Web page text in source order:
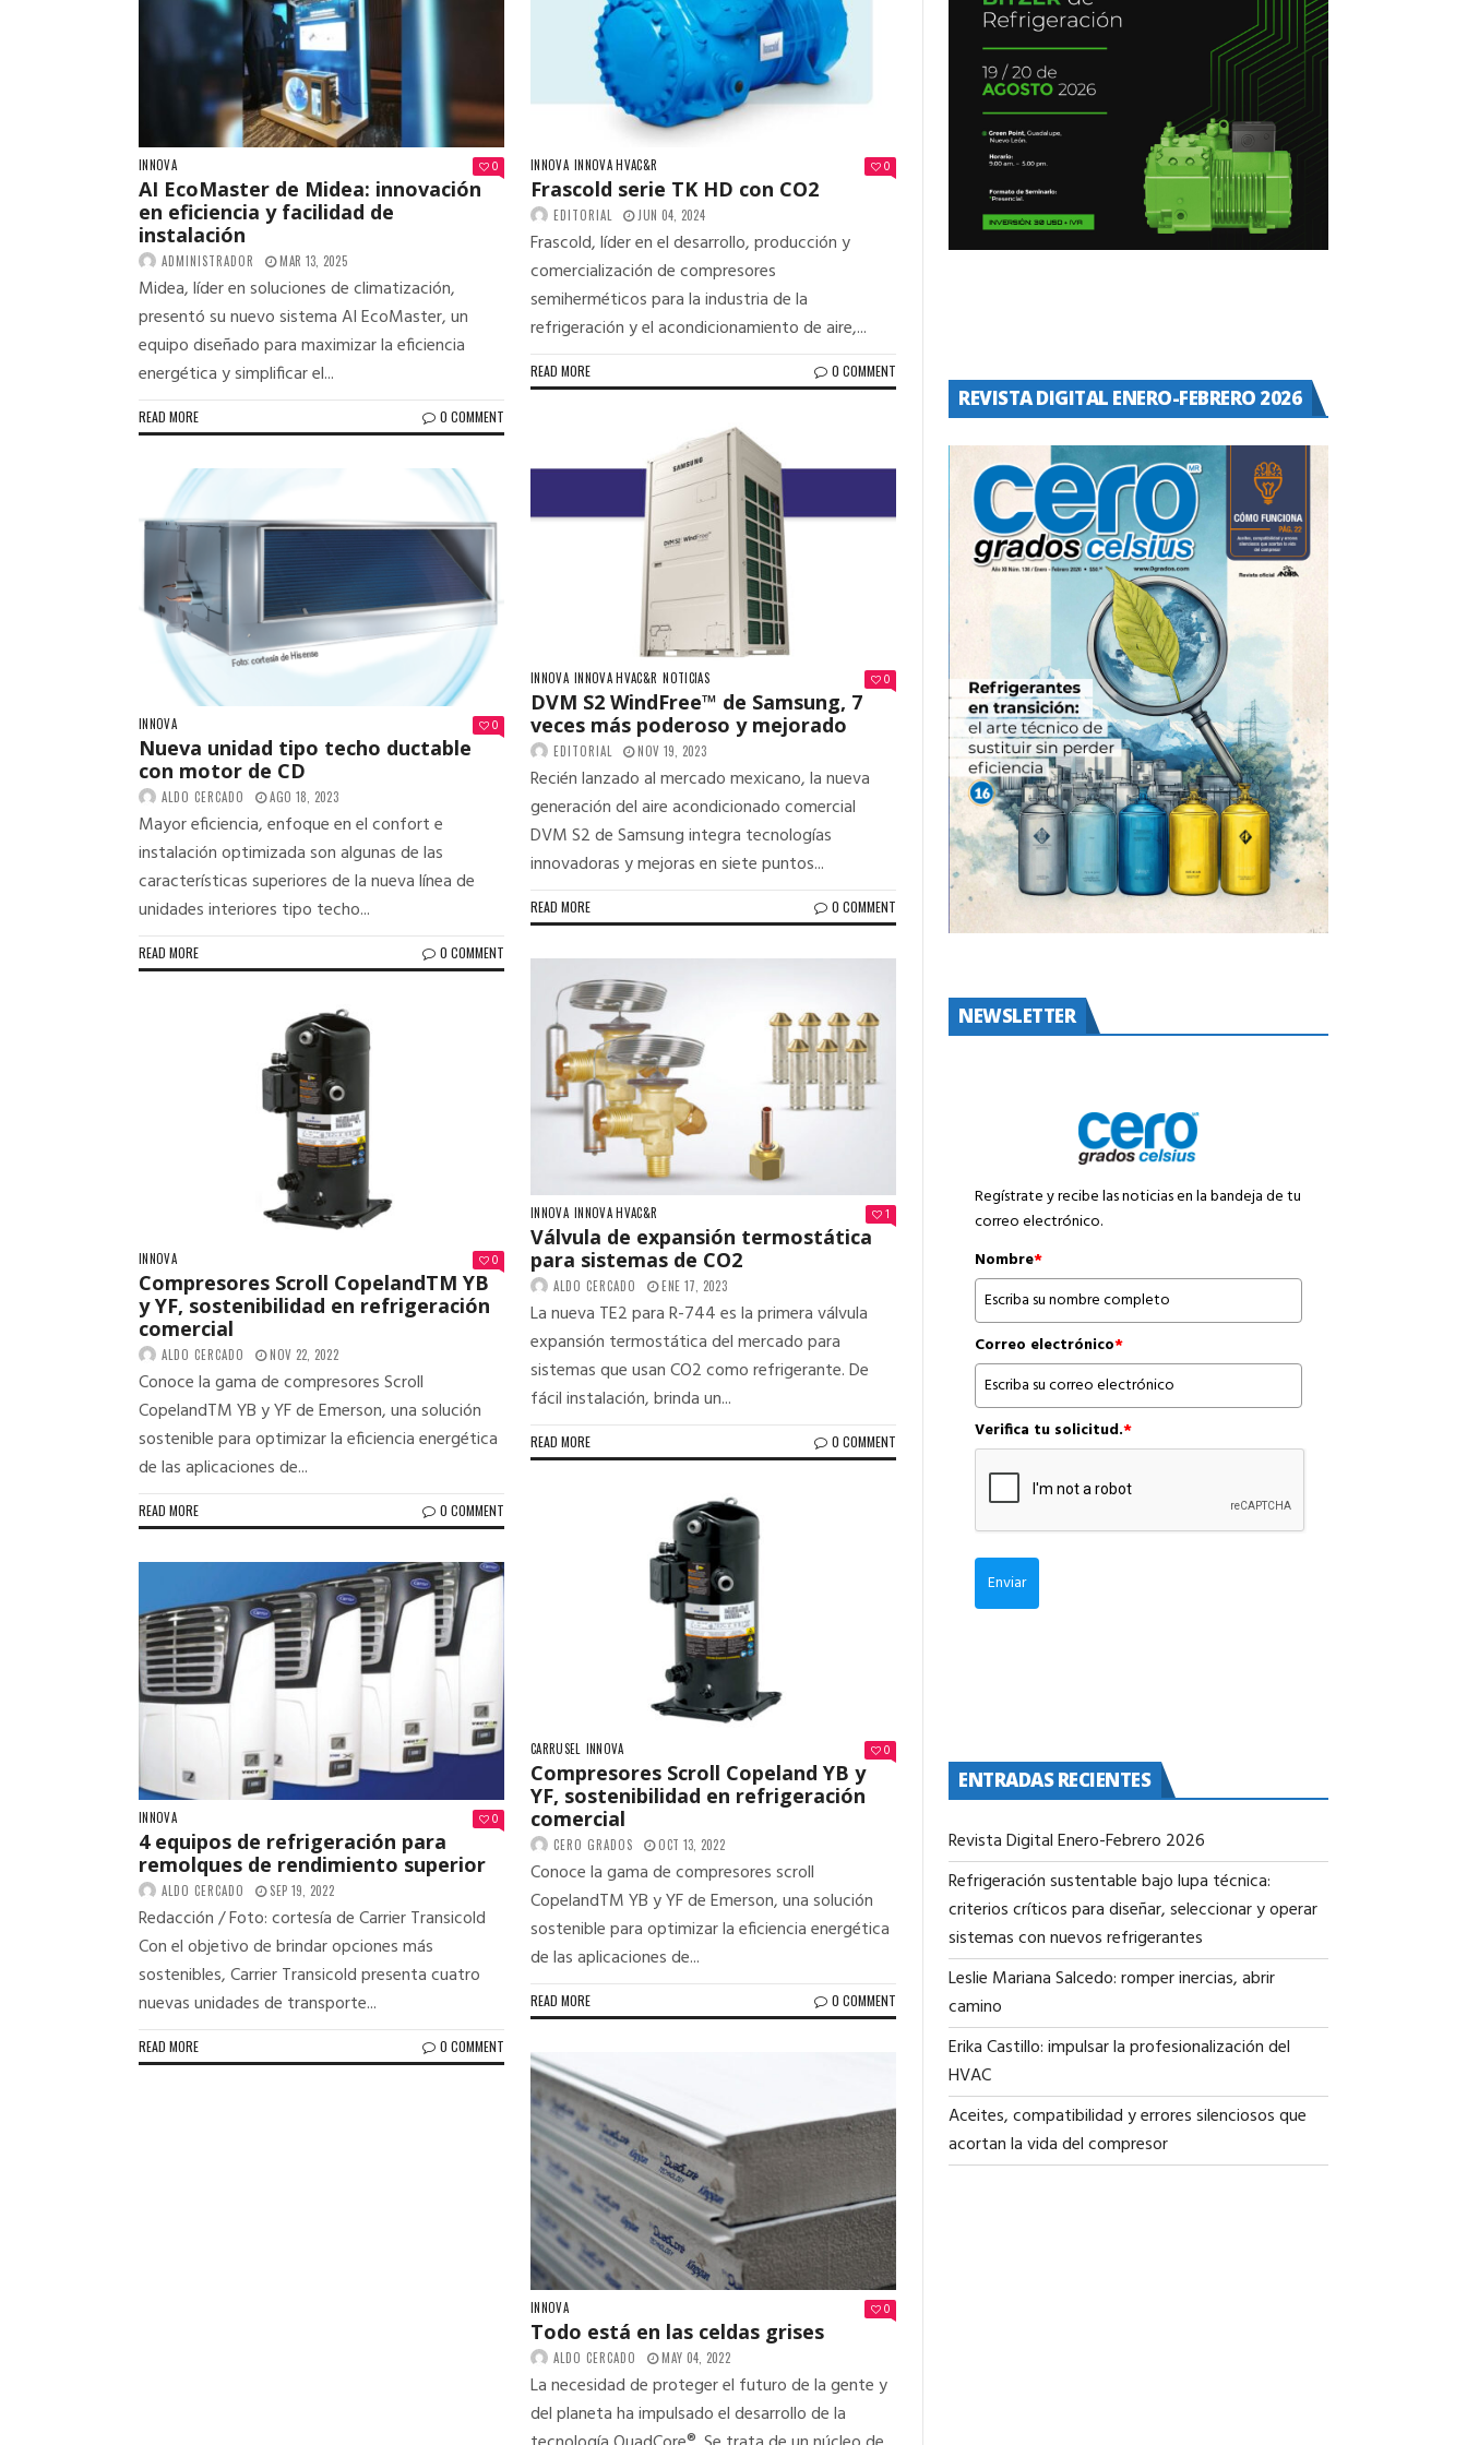
INNOVA 0
AI EcoMaster de Midea: innovación
en eficiencia y facilidad de
instalación
ADMINISTRADOR MAR 13, 2025
Midea, líder en soluciones de climatización,
presentó su nuevo sistema AI EcoMaster, un
equipo diseñado para maximizar la eficiencia
energética y simplificar el...
READ MORE 0 COMMENT
INNOVA INNOVA HVAC&R 0
Frascold serie TK HD con CO2
EDITORIAL JUN 04, 2024
Frascold, líder en el desarrollo, producción y
comercialización de compresores
semiherméticos para la industria de la
refrigeración y el acondicionamiento de aire,...
READ MORE 0 COMMENT
INNOVA INNOVA HVAC&R NOTICIAS 0
DVM S2 WindFree™ de Samsung, 7
veces más poderoso y mejorado
EDITORIAL NOV 19, 2023
Recién lanzado al mercado mexicano, la nueva
generación del aire acondicionado comercial
DVM S2 de Samsung integra tecnologías
innovadoras y mejoras en siete puntos...
READ MORE 0 COMMENT
INNOVA 0
Nueva unidad tipo techo ductable
con motor de CD
ALDO CERCADO AGO 18, 2023
Mayor eficiencia, enfoque en el confort e
instalación optimizada son algunas de las
características superiores de la nueva línea de
unidades interiores tipo techo...
READ MORE 0 COMMENT
INNOVA INNOVA HVAC&R 1
Válvula de expansión termostática
para sistemas de CO2
ALDO CERCADO ENE 17, 2023
La nueva TE2 para R-744 es la primera válvula
expansión termostática del mercado para
sistemas que usan CO2 como refrigerante. De
fácil instalación, brinda un...
READ MORE 0 COMMENT
INNOVA 0
Compresores Scroll CopelandTM YB
y YF, sostenibilidad en refrigeración
comercial
ALDO CERCADO NOV 22, 2022
Conoce la gama de compresores Scroll
CopelandTM YB y YF de Emerson, una solución
sostenible para optimizar la eficiencia energética
de las aplicaciones de...
READ MORE 0 COMMENT
CARRUSEL INNOVA 0
Compresores Scroll Copeland YB y
YF, sostenibilidad en refrigeración
comercial
CERO GRADOS OCT 13, 2022
Conoce la gama de compresores scroll
CopelandTM YB y YF de Emerson, una solución
sostenible para optimizar la eficiencia energética
de las aplicaciones de...
READ MORE 0 COMMENT
INNOVA 0
4 equipos de refrigeración para
remolques de rendimiento superior
ALDO CERCADO SEP 19, 2022
Redacción / Foto: cortesía de Carrier Transicold
Con el objetivo de brindar opciones más
sostenibles, Carrier Transicold presenta cuatro
nuevas unidades de transporte...
READ MORE 0 COMMENT
INNOVA 0
Todo está en las celdas grises
ALDO CERCADO MAY 04, 2022
La necesidad de proteger el futuro de la gente y
del planeta ha impulsado el desarrollo de la
REVISTA DIGITAL ENERO-FEBRERO 2026
NEWSLETTER
Regístrate y recibe las noticias en la bandeja de tu
correo electrónico.
Nombre*
Correo electrónico*
Verifica tu solicitud.*
Enviar
ENTRADAS RECIENTES
Revista Digital Enero-Febrero 2026
Refrigeración sustentable bajo lupa técnica:
criterios críticos para diseñar, seleccionar y operar
sistemas con nuevos refrigerantes
Leslie Mariana Salcedo: romper inercias, abrir
camino
Erika Castillo: impulsar la profesionalización del
HVAC
Aceites, compatibilidad y errores silenciosos que
acortan la vida del compresor